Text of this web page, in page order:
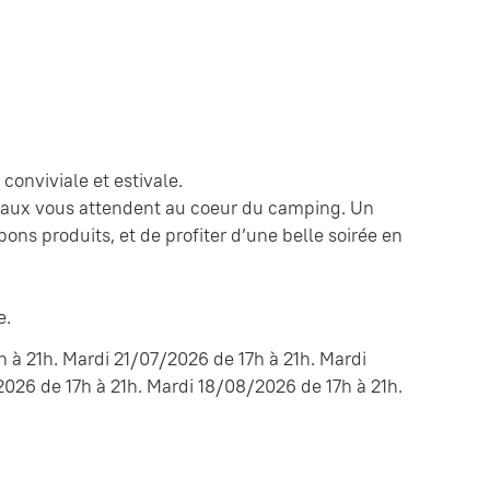
et estivale.
vous attendent au coeur du camping. Un
produits, et de profiter d’une belle soirée en
21h. Mardi 21/07/2026 de 17h à 21h. Mardi
de 17h à 21h. Mardi 18/08/2026 de 17h à 21h.